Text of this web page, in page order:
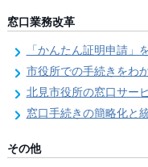
窓口業務改革
「かんたん証明申請」
市役所での手続きをわかりや
北見市役所の窓口サー
窓口手続きの簡略化と統一化の
その他